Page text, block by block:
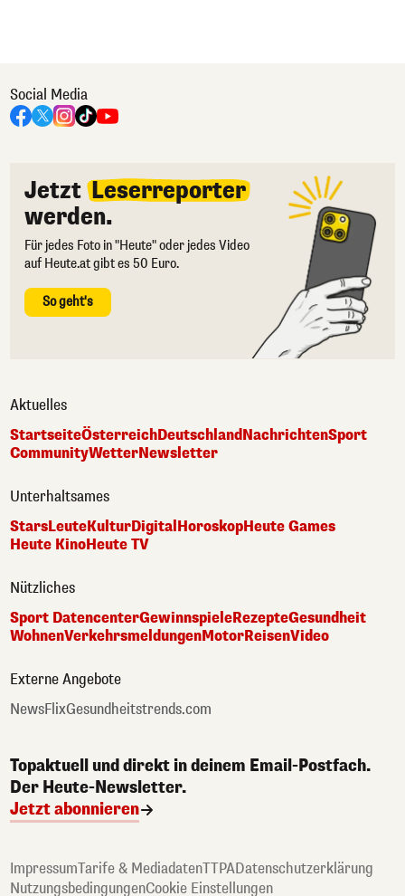
Social Media
Jetzt Leserreporter
werden.
Für jedes Foto in "Heute" oder jedes Video
auf Heute.at gibt es 50 Euro.
So geht's
Aktuelles
StartseiteÖsterreichDeutschlandNachrichtenSport
CommunityWetterNewsletter
Unterhaltsames
StarsLeuteKulturDigital HoroskopHeute Games
Heute KinoHeute TV
Nützliches
Sport DatencenterGewinnspieleRezepteGesundheit
WohnenVerkehrsmeldungenMotorReisenVideo
Externe Angebote
NewsFlixGesundheitstrends.com
Topaktuell und direkt in deinem Email-Postfach.
Der Heute-Newsletter.
Jetzt abonnieren
ImpressumTarife & MediadatenTTPADatenschutzerklärung
NutzungsbedingungenCookie Einstellungen